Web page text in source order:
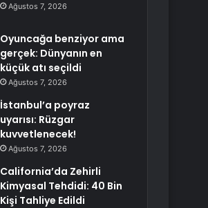
Ağustos 7, 2026
Oyuncağa benziyor ama
gerçek: Dünyanın en
küçük atı seçildi
Ağustos 7, 2026
İstanbul’a poyraz
uyarısı: Rüzgar
kuvvetlenecek!
Ağustos 7, 2026
California’da Zehirli
Kimyasal Tehdidi: 40 Bin
Kişi Tahliye Edildi